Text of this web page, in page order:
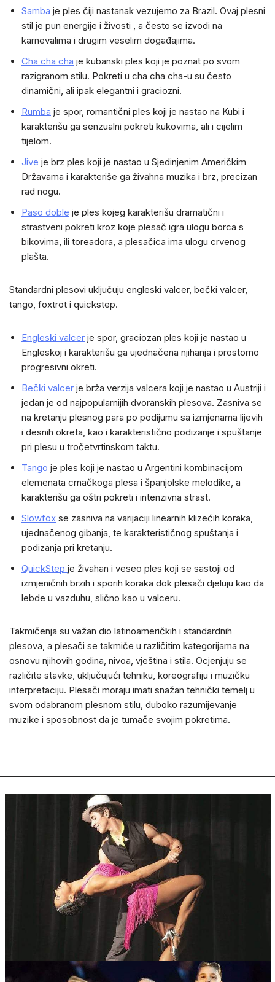
Samba je ples čiji nastanak vezujemo za Brazil. Ovaj plesni
stil je pun energije i živosti , a često se izvodi na
karnevalima i drugim veselim događajima.
Cha cha cha je kubanski ples koji je poznat po svom
razigranom stilu. Pokreti u cha cha cha-u su često
dinamični, ali ipak elegantni i graciozni.
Rumba je spor, romantični ples koji je nastao na Kubi i
karakterišu ga senzualni pokreti kukovima, ali i cijelim
tijelom.
Jive je brz ples koji je nastao u Sjedinjenim Američkim
Državama i karakteriše ga živahna muzika i brz, precizan
rad nogu.
Paso doble je ples kojeg karakterišu dramatični i
strastveni pokreti kroz koje plesač igra ulogu borca s
bikovima, ili toreadora, a plesačica ima ulogu crvenog
plašta.
Standardni plesovi uključuju engleski valcer, bečki valcer,
tango, foxtrot i quickstep.
Engleski valcer je spor, graciozan ples koji je nastao u
Engleskoj i karakterišu ga ujednačena njihanja i prostorno
progresivni okreti.
Bečki valcer je brža verzija valcera koji je nastao u Austriji i
jedan je od najpopularnijih dvoranskih plesova. Zasniva se
na kretanju plesnog para po podijumu sa izmjenama lijevih
i desnih okreta, kao i karakteristično podizanje i spuštanje
pri plesu u tročetvrtinskom taktu.
Tango je ples koji je nastao u Argentini kombinacijom
elemenata crnačkoga plesa i španjolske melodike, a
karakterišu ga oštri pokreti i intenzivna strast.
Slowfox se zasniva na varijaciji linearnih klizećih koraka,
ujednačenog gibanja, te karakterističnog spuštanja i
podizanja pri kretanju.
QuickStep je živahan i veseo ples koji se sastoji od
izmjeničnih brzih i sporih koraka dok plesači djeluju kao da
lebde u vazduhu, slično kao u valceru.
Takmičenja su važan dio latinoameričkih i standardnih
plesova, a plesači se takmiče u različitim kategorijama na
osnovu njihovih godina, nivoa, vještina i stila. Ocjenjuju se
različite stavke, uključujući tehniku, koreografiju i muzičku
interpretaciju. Plesači moraju imati snažan tehnički temelj u
svom odabranom plesnom stilu, duboko razumijevanje
muzike i sposobnost da je tumače svojim pokretima.